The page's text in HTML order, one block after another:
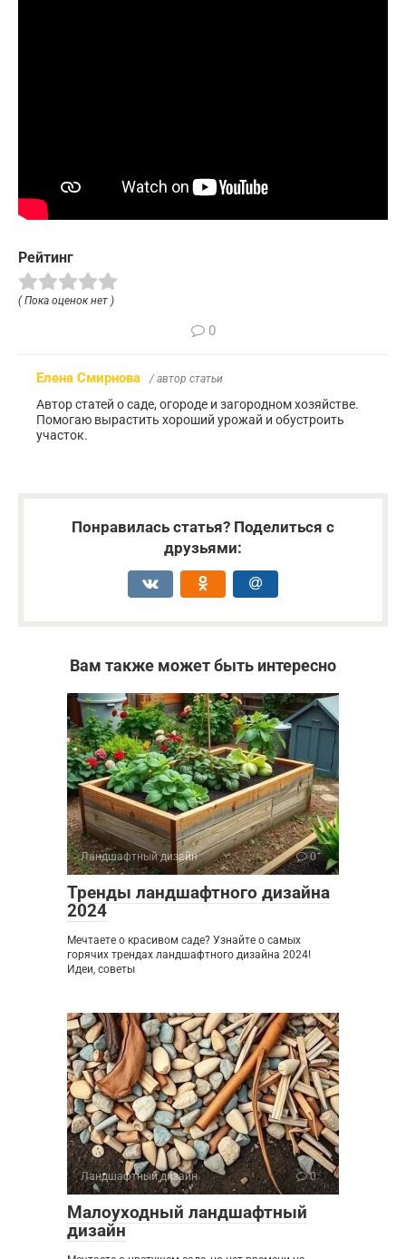
Рейтинг
( Пока оценок нет )
0
Елена Смирнова / автор статьи
Автор статей о саде, огороде и загородном хозяйстве.
Помогаю вырастить хороший урожай и обустроить
участок.
Понравилась статья? Поделиться с
друзьями:
Вам также может быть интересно
Ландшафтный дизайн 0
Тренды ландшафтного дизайна
2024
Мечтаете о красивом саде? Узнайте о самых
горячих трендах ландшафтного дизайна 2024!
Идеи, советы
Ландшафтный дизайн 0
Малоуходный ландшафтный
дизайн